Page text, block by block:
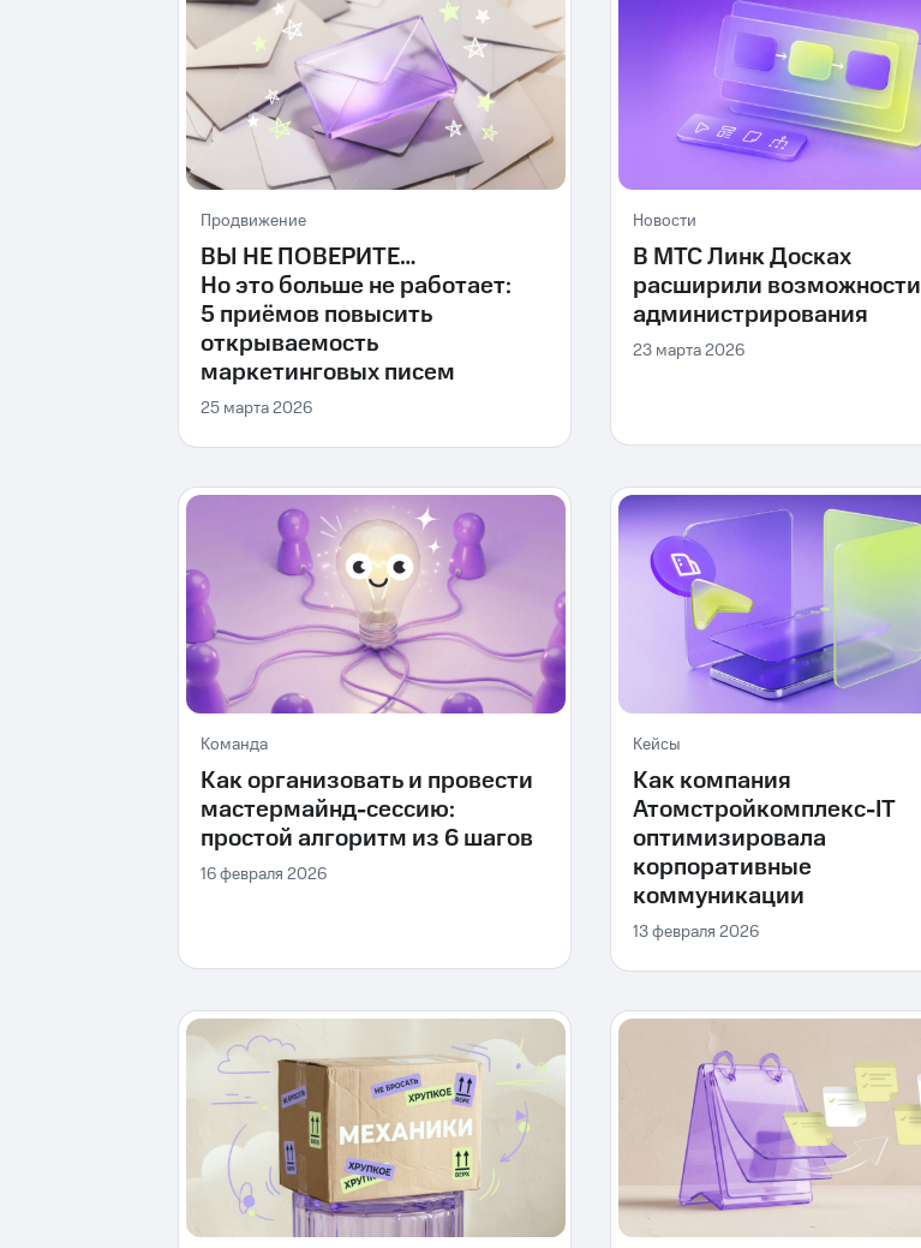
Продвижение
ВЫ НЕ ПОВЕРИТЕ…
Но это больше не работает:
5 приёмов повысить
открываемость
маркетинговых писем
25 марта 2026
Новости
В МТС Линк Досках
расширили возможности
администрирования
23 марта 2026
Команда
Как организовать и провести
мастермайнд-сессию:
простой алгоритм из 6 шагов
16 февраля 2026
Кейсы
Как компания
Атомстройкомплекс-IT
оптимизировала
корпоративные
коммуникации
13 февраля 2026